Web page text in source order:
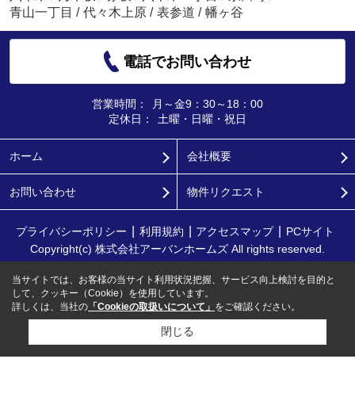
青山一丁目 / 代々木上原 / 表参道 / 幡ヶ谷
電話でお問い合わせ
営業時間：
月～金9：30～18：00
定休日：
土曜・日曜・祝日
ホーム 会社概要
お問い合わせ 物件リクエスト
プライバシーポリシー 利用規約 アクセスマップ
PCサイト
Copyright(c) 株式会社アーバンホームズ All rights reserved.
当サイトでは、お客様の当サイト利用状況把握、サービス向上検討を目的と
して、クッキー（Cookie）を使用しています。
詳しくは、当社の 「Cookieの取扱いについて」 をご確認ください。
閉じる